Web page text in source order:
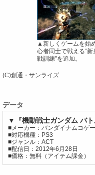
▲新しくゲームを始
心者同士で戦える“新
戦訓練”を追加。
(C)創通・サンライズ
データ
▼『機動戦士ガンダム バト
■メーカー：バンダイナムコゲ
■対応機種：PS3
■ジャンル：ACT
■配信日：2012年6月28日
■価格：無料（アイテム課金）